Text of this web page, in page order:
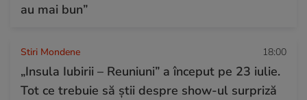
au mai bun”
Stiri Mondene 18:00
„Insula Iubirii – Reuniuni” a început pe 23 iulie.
Tot ce trebuie să știi despre show-ul surpriză